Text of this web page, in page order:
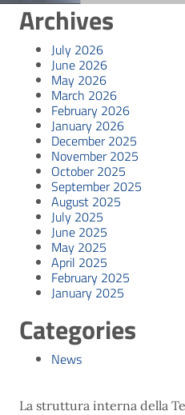
Archives
July 2026
June 2026
May 2026
March 2026
February 2026
January 2026
December 2025
November 2025
October 2025
September 2025
August 2025
July 2025
June 2025
May 2025
April 2025
February 2025
January 2025
Categories
News
La struttura interna della